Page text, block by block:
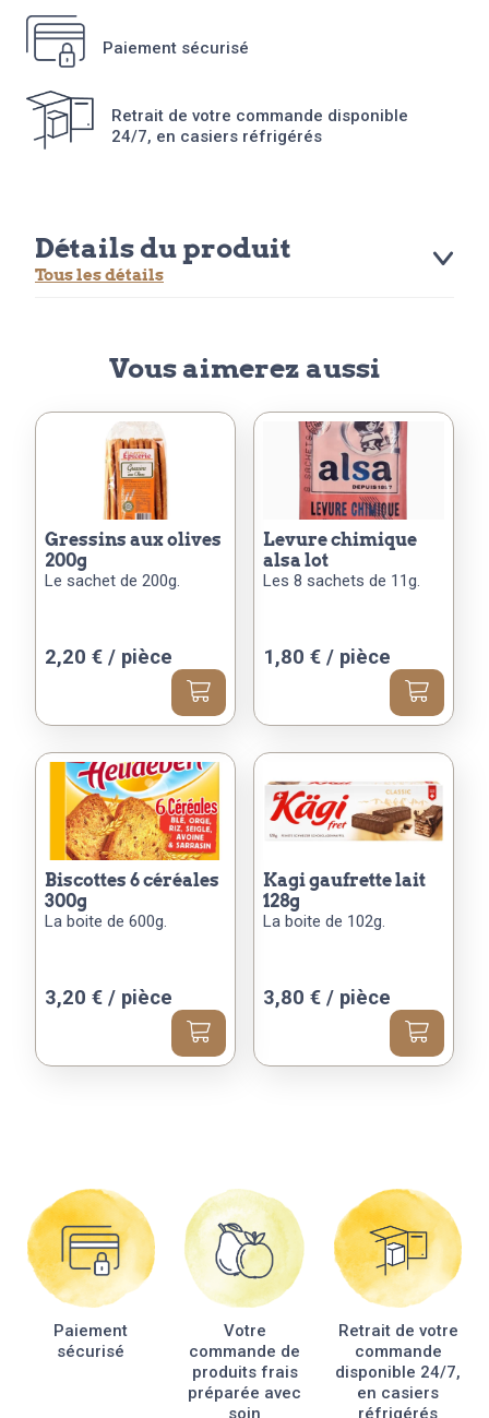
Paiement sécurisé
Retrait de votre commande disponible
24/7, en casiers réfrigérés
Détails du produit
Tous les détails
Vous aimerez aussi
gressins aux olives
200g
Le sachet de 200g.
2,20 € / pièce
levure chimique
alsa lot
Les 8 sachets de 11g.
1,80 € / pièce
biscottes 6 céréales
300g
La boite de 600g.
3,20 € / pièce
kagi gaufrette lait
128g
La boite de 102g.
3,80 € / pièce
Paiement
sécurisé
Votre
commande de
produits frais
préparée avec
soin
Retrait de votre
commande
disponible 24/7,
en casiers
réfrigérés